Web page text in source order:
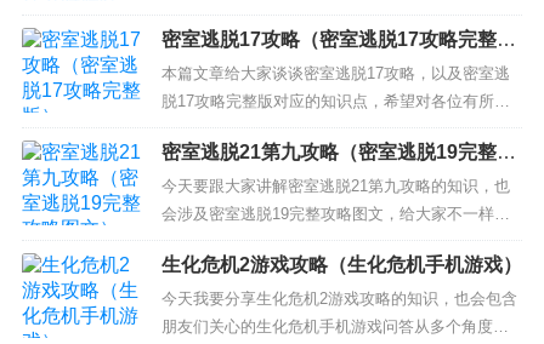
解决你们现在的问题！ 本文目录一览： 1、光遇id1
3开头是什么季节 2、光遇所有季节顺序 3、光遇表
演季什么时候开始 4、表演季什么时候开始 光遇id1
3开头是什么季节 光遇id13开头是表演季：...
密室逃脱17攻略（密室逃脱17攻略完整
版）
本篇文章给大家谈谈密室逃脱17攻略，以及密室逃
脱17攻略完整版对应的知识点，希望对各位有所帮
助，不要忘了收藏本站喔。 本文目录一览： 1、
《密室逃脱》17的攻略是什么？ 2、密室逃脱17攻
略怎么过关 3、密室逃脱17关守护公寓攻略是怎样
的？ 《密室逃脱》17的攻略是什么？ 第17关攻略方
法...
密室逃脱21第九攻略（密室逃脱19完整攻
略图文）
今天要跟大家讲解密室逃脱21第九攻略的知识，也
会涉及密室逃脱19完整攻略图文，给大家不一样的
解决方案！ 本文目录一览： 1、密室逃脱21遗落梦
境的攻略是怎样的？ 2、密室逃脱21第9关怎么通关
3、密室逃脱21攻略大全 RoomEscape21全关卡怎
么过 密室逃脱21遗落梦境的攻略是怎样...
生化危机2游戏攻略（生化危机手机游戏）
今天我要分享生化危机2游戏攻略的知识，也会包含
朋友们关心的生化危机手机游戏问答从多个角度来